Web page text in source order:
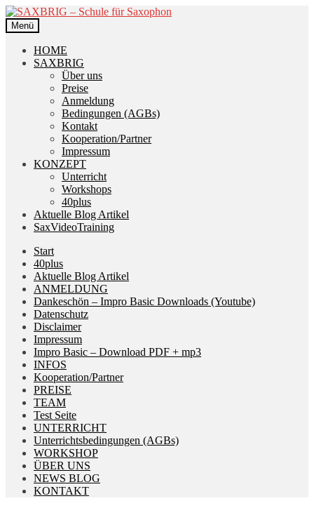
Zur
Navigation
springen
Zum
Inhalt
springen
Menü
HOME
SAXBRIG
Über uns
Preise
Anmeldung
Bedingungen (AGBs)
Kontakt
Kooperation/Partner
Impressum
KONZEPT
Unterricht
Workshops
40plus
Aktuelle Blog Artikel
SaxVideoTraining
Start
40plus
Aktuelle Blog Artikel
ANMELDUNG
Dankeschön – Impro Basic Downloads (Youtube)
Datenschutz
Disclaimer
Impressum
Impro Basic – Download PDF + mp3
INFOS
Kooperation/Partner
PREISE
TEAM
Test Seite
UNTERRICHT
Unterrichtsbedingungen (AGBs)
WORKSHOP
ÜBER UNS
NEWS BLOG
KONTAKT